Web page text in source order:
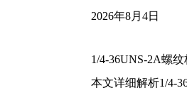
2026年8月4日
1/4-36UNS-2A螺
本文详细解析1/4-